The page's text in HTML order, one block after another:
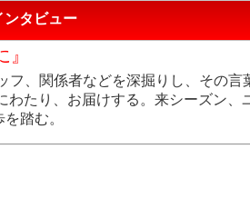
ンタビュー
、関係者などを深掘りし、その言
たり、お届けする。来シーズン、
踏む。